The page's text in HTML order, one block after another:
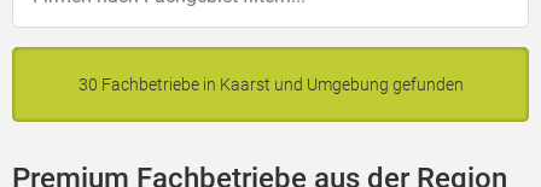
30 Fachbetriebe in Kaarst und Umgebung gefunden
Premium Fachbetriebe aus der Region